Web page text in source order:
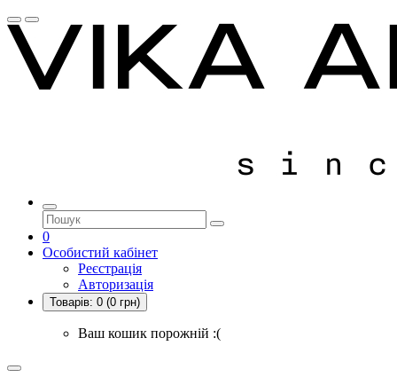
0
Особистий кабінет
Реєстрація
Авторизація
Товарів: 0 (0 грн)
Ваш кошик порожній :(